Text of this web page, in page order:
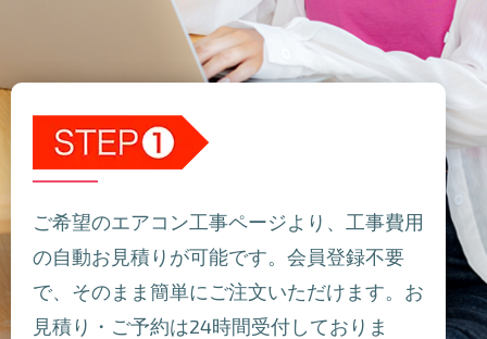
ご希望のエアコン工事ページより、工事費用
の自動お見積りが可能です。会員登録不要
で、そのまま簡単にご注文いただけます。お
見積り・ご予約は24時間受付しておりま